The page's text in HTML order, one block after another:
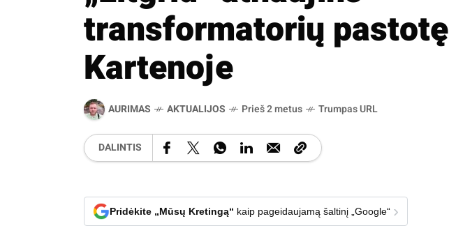
transformatorių pastotę
Kartenoje
AURIMAS AKTUALIJOS Prieš 2 metus Trumpas URL
DALINTIS
Pridėkite „Mūsų Kretingą“ kaip pageidaujamą šaltinį „Google“ ›